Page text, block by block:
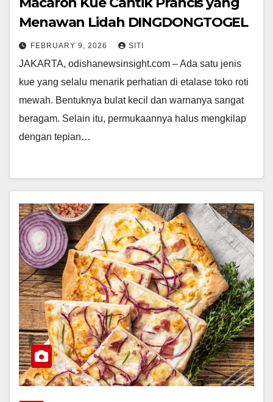
Menawan Lidah DINGDONGTOGEL
FEBRUARY 9, 2026 SITI
JAKARTA, odishanewsinsight.com – Ada satu jenis
kue yang selalu menarik perhatian di etalase toko roti
mewah. Bentuknya bulat kecil dan warnanya sangat
beragam. Selain itu, permukaannya halus mengkilap
dengan tepian…